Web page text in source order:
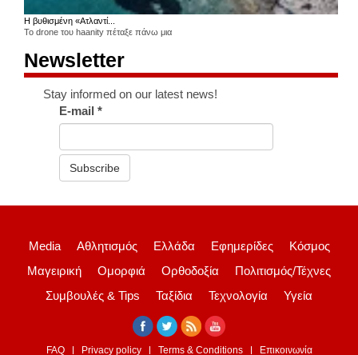
Η βυθισμένη «Ατλαντί...
Το drone του haanity πέταξε πάνω μια
Newsletter
Stay informed on our latest news!
E-mail*
Subscribe
Media Αθλητισμός Ελλάδα Εφημερίδες
Κόσμος
Μαγειρική
Ομορφιά Ορθοδοξία
Πολιτισμός/Τέχνες
Συμβουλές & Tips
Ταξίδια Τεχνολογία Υγεία
FAQ Privacy policy Terms & Conditions Επικοινωνία